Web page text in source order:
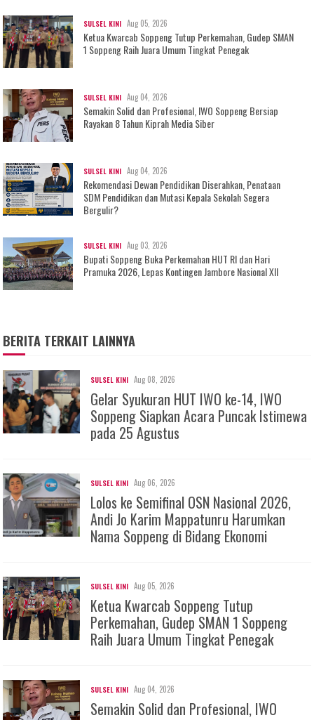
SULSEL KINI Aug 05, 2026
Ketua Kwarcab Soppeng Tutup Perkemahan, Gudep SMAN
1 Soppeng Raih Juara Umum Tingkat Penegak
SULSEL KINI Aug 04, 2026
Semakin Solid dan Profesional, IWO Soppeng Bersiap
Rayakan 8 Tahun Kiprah Media Siber
SULSEL KINI Aug 04, 2026
Rekomendasi Dewan Pendidikan Diserahkan, Penataan
SDM Pendidikan dan Mutasi Kepala Sekolah Segera
Bergulir?
SULSEL KINI Aug 03, 2026
Bupati Soppeng Buka Perkemahan HUT RI dan Hari
Pramuka 2026, Lepas Kontingen Jambore Nasional XII
BERITA TERKAIT LAINNYA
SULSEL KINI Aug 08, 2026
Gelar Syukuran HUT IWO ke-14, IWO
Soppeng Siapkan Acara Puncak Istimewa
pada 25 Agustus
SULSEL KINI Aug 06, 2026
Lolos ke Semifinal OSN Nasional 2026,
Andi Jo Karim Mappatunru Harumkan
Nama Soppeng di Bidang Ekonomi
SULSEL KINI Aug 05, 2026
Ketua Kwarcab Soppeng Tutup
Perkemahan, Gudep SMAN 1 Soppeng
Raih Juara Umum Tingkat Penegak
SULSEL KINI Aug 04, 2026
Semakin Solid dan Profesional, IWO